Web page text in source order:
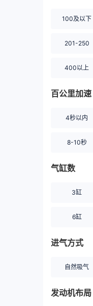
100及以下
201-250
400以上
百公里加速
4秒以内
8-10秒
气缸数
3缸
6缸
进气方式
自然吸气
发动机布局